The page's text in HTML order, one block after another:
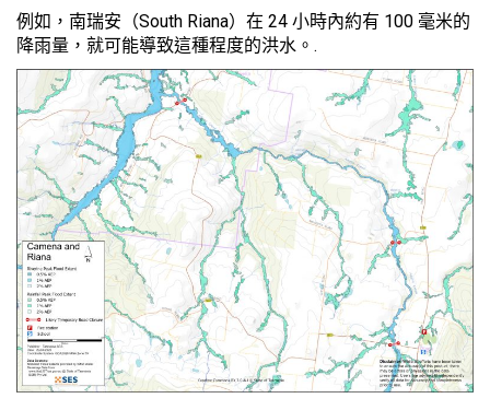
例如，南瑞安（South Riana）在 24 小時內約有 100 毫米的
降雨量，就可能導致這種程度的洪水。.